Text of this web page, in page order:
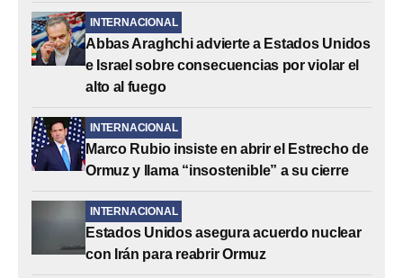
INTERNACIONAL
Abbas Araghchi advierte a Estados Unidos
e Israel sobre consecuencias por violar el
alto al fuego
INTERNACIONAL
Marco Rubio insiste en abrir el Estrecho de
Ormuz y llama “insostenible” a su cierre
INTERNACIONAL
Estados Unidos asegura acuerdo nuclear
con Irán para reabrir Ormuz